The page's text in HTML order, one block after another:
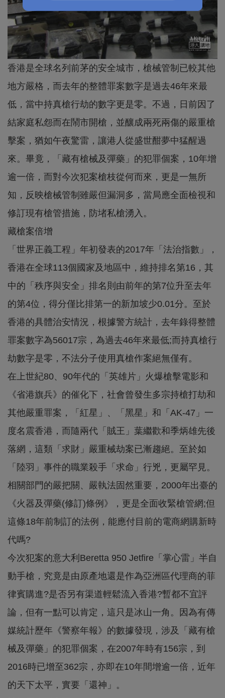
香港是全球名列前茅的安全城市，槍械管制已較其他
地方嚴格，而去年的整體罪案數字是過去46年來最
低，當中持真槍行劫的數字更是零。不過，日前因了
結家庭私怨而在鬧市開槍，並釀成兩死兩傷的嚴重槍
擊案，猶如午夜驚雷，讓港人從盛世酣夢中猛醒過
來。畢竟，「藏有槍械及彈藥」的犯罪個案，10年增
逾一倍，而對今次犯案槍枝從何而來，更是一無所
知，反映槍械管制雖嚴但漏洞多，當局應全面檢視和
修訂現有槍管措施，防堵私槍湧入。
藏槍案倍增
「世界正義工程」年初發表的2017年「法治指數」，
香港在全球113個國家及地區中，維持排名第16，其
中的「秩序與安全」排名則由前年的第7位升至去年
的第4位，得分僅比排第一的新加坡少0.01分。至於
香港的具體治安情況，根據警方統計，去年錄得整體
罪案數字為56017宗，為過去46年來最低;而持真槍行
劫數字是零，不法分子使用真槍作案絕無僅有。
在上世紀80、90年代的「英雄片」火爆槍擊電影和
《省港旗兵》的催化下，社會曾發生多宗持槍打劫和
其他嚴重罪案，「紅星」、「黑星」和「AK-47」一
度名震香港，而隨兩代「賊王」葉繼歡和季炳雄先後
落網，這類「求財」嚴重械劫案已漸趨絕。至於如
「陸羽」事件的職業殺手「求命」行兇，更屬罕見。
相關部門的嚴把關、嚴執法固然重要，2000年出臺的
《火器及彈藥(修訂)條例》，更是全面收緊槍管網;但
這條18年前制訂的法例，能應付目前的電商網購新時
代嗎?
今次犯案的意大利Beretta 950 Jetfire「掌心雷」半自
動手槍，究竟是由原產地還是作為亞洲區代理商的菲
律賓購進?是否另有渠道輕鬆流入香港?暫都不宜評
論，但有一點可以肯定，這只是冰山一角。因為有傳
媒統計歷年《警察年報》的數據發現，涉及「藏有槍
械及彈藥」的犯罪個案，在2007年時有156宗，到
2016時已增至362宗，亦即在10年間增逾一倍，近年
的天下太平，實要「還神」。